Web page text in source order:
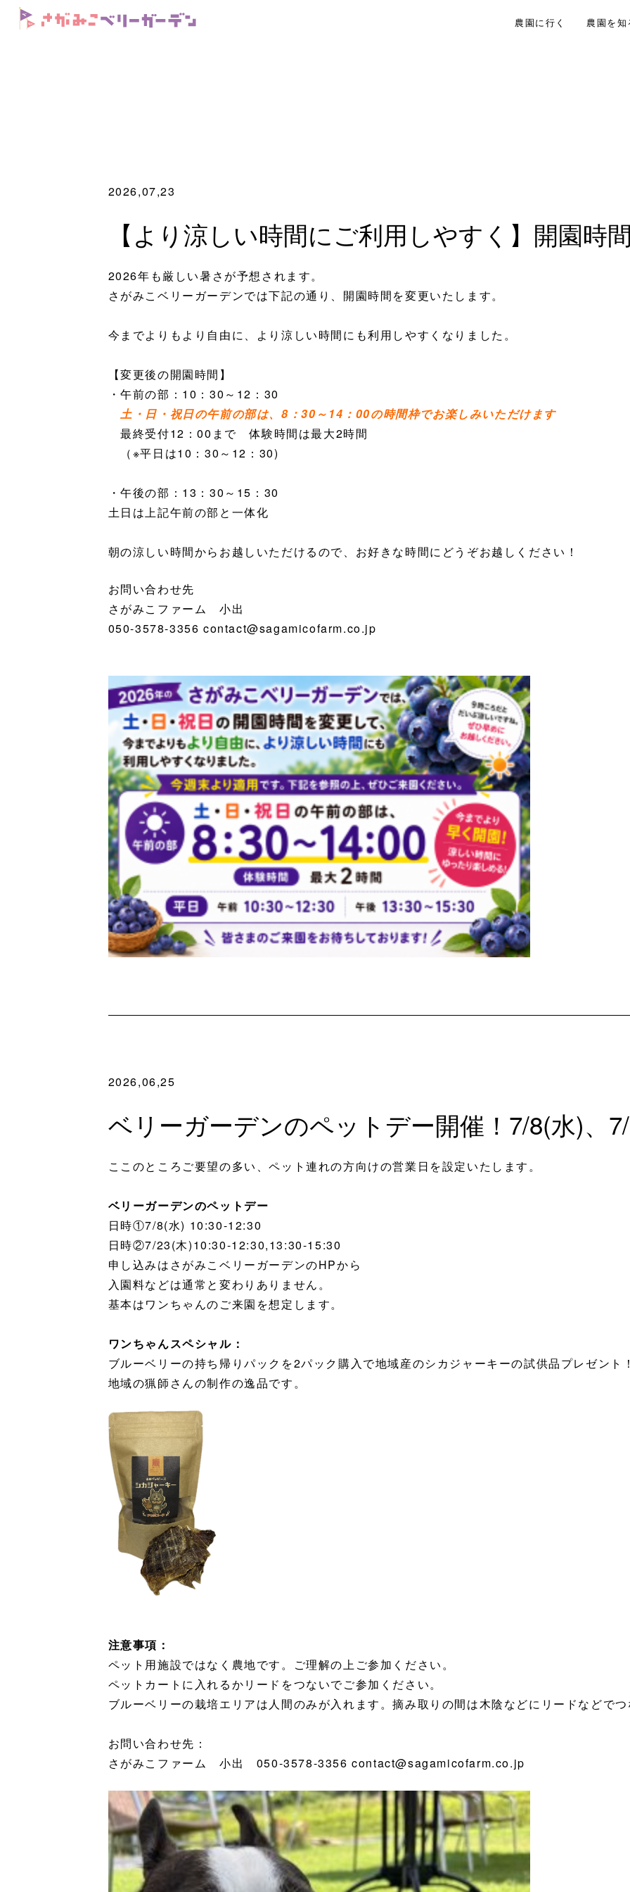
農園に行く 農園を知
2026,07,23
【より涼しい時間にご利用しやすく】開園時
2026年も厳しい暑さが予想されます。
さがみこベリーガーデンでは下記の通り、開園時間を変更いたします。
今までよりもより自由に、より涼しい時間にも利用しやすくなりました。
【変更後の開園時間】
・午前の部：10：30～12：30
土・日・祝日の午前の部は、8：30～14：00の時間枠でお楽しみいただけます
最終受付12：00まで 体験時間は最大2時間
（※平日は10：30～12：30)
・午後の部：13：30～15：30
土日は上記午前の部と一体化
朝の涼しい時間からお越しいただけるので、お好きな時間にどうぞお越しください！
お問い合わせ先
さがみこファーム 小出
050-3578-3356 contact@sagamicofarm.co.jp
2026,06,25
ベリーガーデンのペットデー開催！7/8(水)、
ここのところご要望の多い、ペット連れの方向けの営業日を設定いたします。
ベリーガーデンのペットデー
日時①7/8(水) 10:30-12:30
日時②7/23(木)10:30-12:30,13:30-15:30
申し込みはさがみこベリーガーデンのHPから
入園料などは通常と変わりありません。
基本はワンちゃんのご来園を想定します。
ワンちゃんスペシャル：
ブルーベリーの持ち帰りパックを2パック購入で地域産のシカジャーキーの試供品プレゼント
地域の猟師さんの制作の逸品です。
注意事項：
ペット用施設ではなく農地です。ご理解の上ご参加ください。
ペットカートに入れるかリードをつないでご参加ください。
ブルーベリーの栽培エリアは人間のみが入れます。摘み取りの間は木陰などにリードなどで
お問い合わせ先：
さがみこファーム 小出 050-3578-3356 contact@sagamicofarm.co.jp